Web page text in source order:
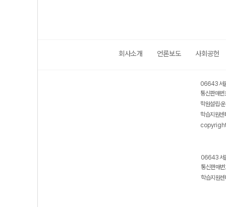
회사소개 언론보도 사회공헌
06643 서
통신판매
학원설립·
학습지원
06643 서
통신판매
학습지원